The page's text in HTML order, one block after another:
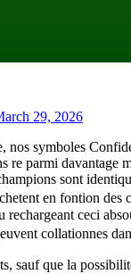
29, 2026
nos symboles
re parmi davantage
sont
en fontion
rechargeant ceci
collationnes
sauf que la